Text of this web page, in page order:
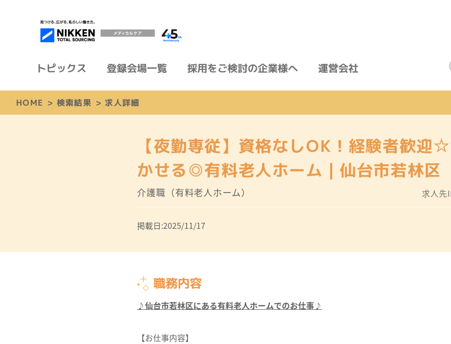
トピックス 登録会場一覧 採用をご検討の企業様へ 運営会社
HOME > 検索結果 > 求人詳細
【夜勤専従】資格なしOK！経験者歓迎
かせる◎有料老人ホーム｜仙台市若林区
介護職（有料老人ホーム） 求人先
掲載日:2025/11/17
職務内容
♪仙台市若林区にある有料老人ホームでのお仕事♪
【お仕事内容】